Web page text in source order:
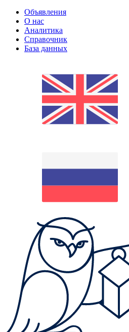
Объявления
О нас
Аналитика
Справочник
База данных